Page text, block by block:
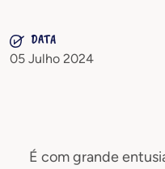
DATA
05 Julho 2024
É com grande